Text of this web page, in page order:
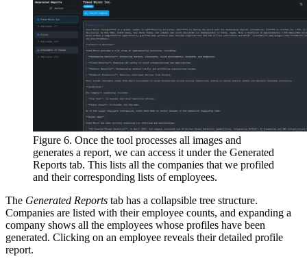
Figure 6. Once the tool processes all images and
generates a report, we can access it under the Generated
Reports tab. This lists all the companies that we profiled
and their corresponding lists of employees.
The Generated Reports tab has a collapsible tree structure.
Companies are listed with their employee counts, and expanding a
company shows all the employees whose profiles have been
generated. Clicking on an employee reveals their detailed profile
report.